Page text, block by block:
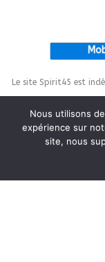
Le site Spirit45 est
This
Nous utilisons
expérience sur
site, nous